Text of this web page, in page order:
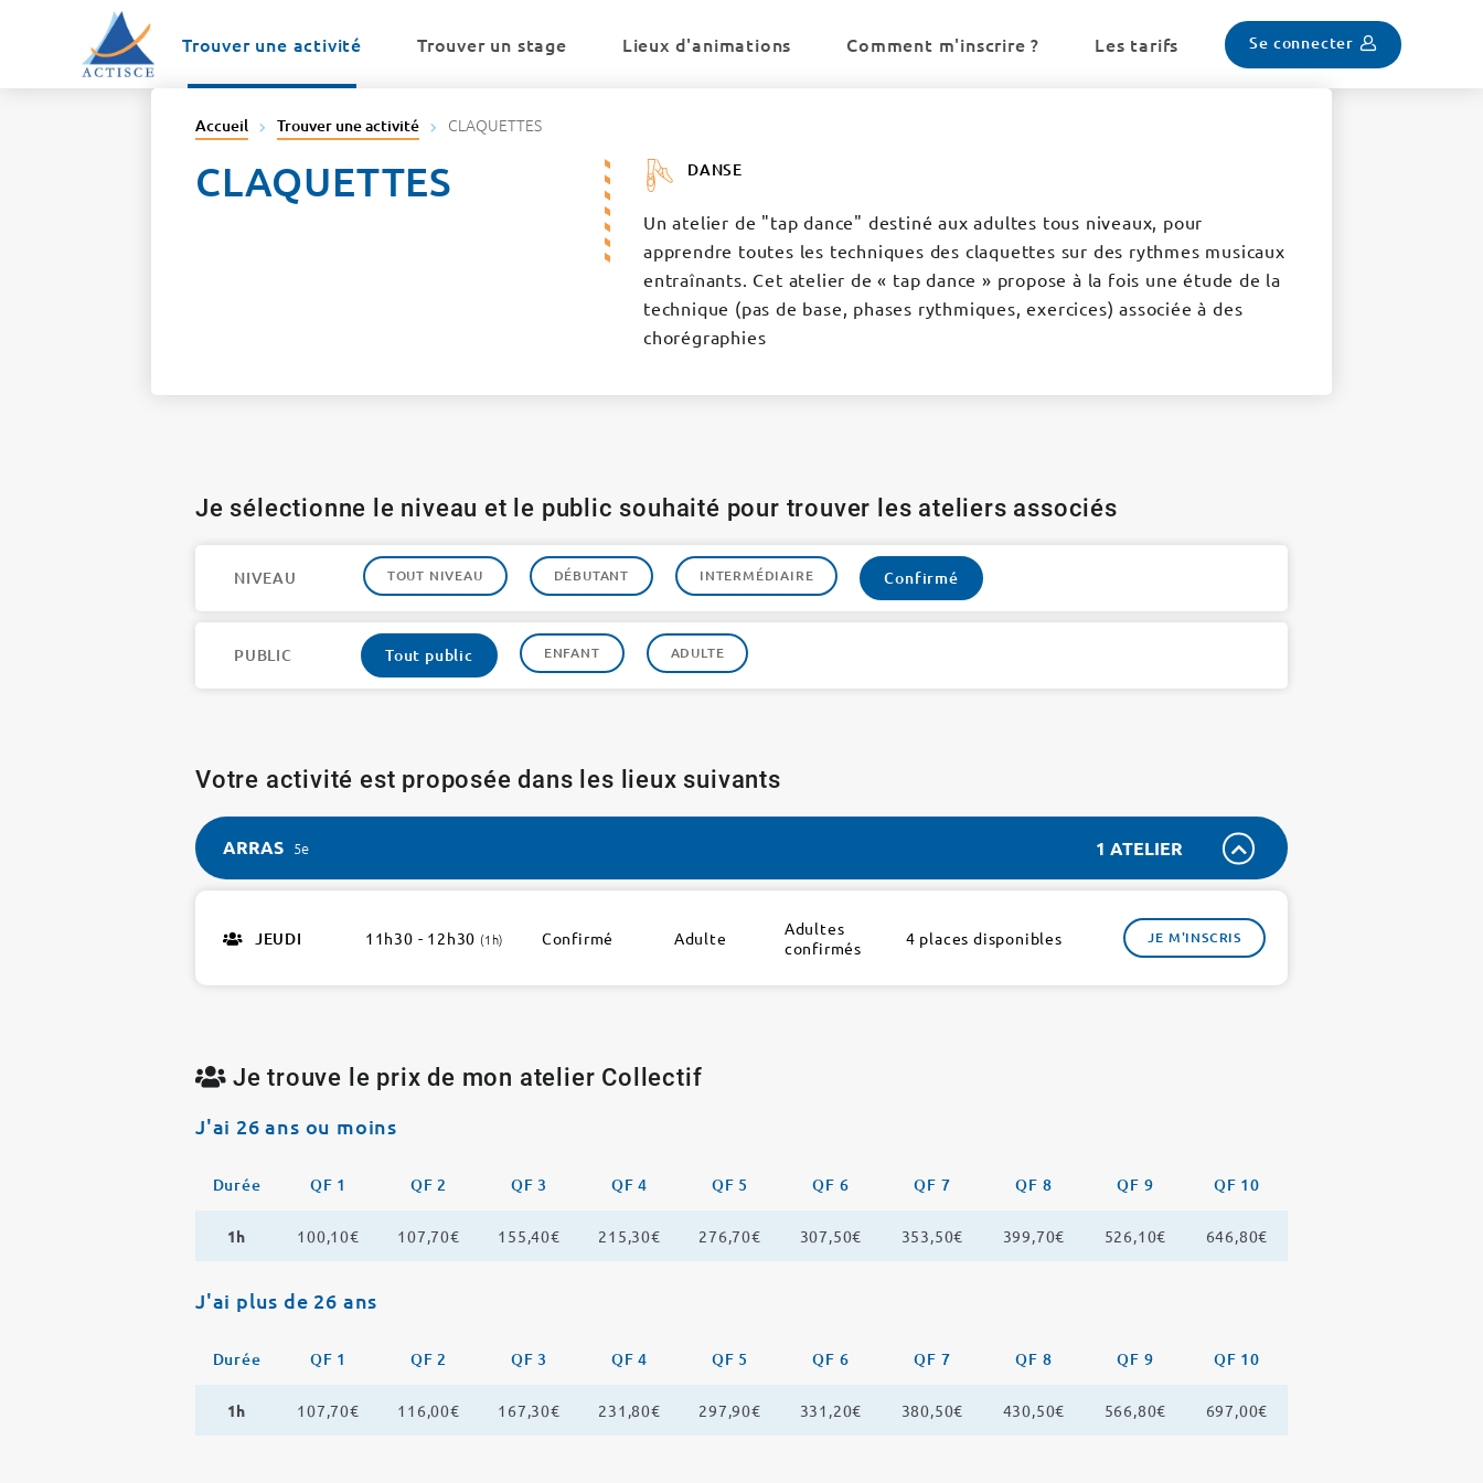
Trouver une activité
Trouver un stage Lieux d'animations Comment m'inscrire ? Les tarifs Se connecter
Accueil Trouver une activité CLAQUETTES
CLAQUETTES DANSE
Un atelier de "tap dance" destiné aux adultes tous niveaux, pour
apprendre toutes les techniques des claquettes sur des rythmes musicaux
entraînants. Cet atelier de « tap dance » propose à la fois une étude de la
technique (pas de base, phases rythmiques, exercices) associée à des
chorégraphies
Je sélectionne le niveau et le public souhaité pour trouver les ateliers associés
NIVEAU TOUT NIVEAU DÉBUTANT INTERMÉDIAIRE Confirmé
PUBLIC Tout public ENFANT ADULTE
Votre activité est proposée dans les lieux suivants
ARRAS 5e 1 ATELIER
JEUDI 11h30 - 12h30 (1h) Confirmé Adulte
Adultes
confirmés
4 places disponibles JE M'INSCRIS
Je trouve le prix de mon atelier Collectif
J'ai 26 ans ou moins
Durée QF 1 QF 2 QF 3 QF 4 QF 5 QF 6 QF 7 QF 8 QF 9 QF 10
1h 100,10€ 107,70€ 155,40€ 215,30€ 276,70€ 307,50€ 353,50€ 399,70€ 526,10€ 646,80€
J'ai plus de 26 ans
Durée QF 1 QF 2 QF 3 QF 4 QF 5 QF 6 QF 7 QF 8 QF 9 QF 10
1h 107,70€ 116,00€ 167,30€ 231,80€ 297,90€ 331,20€ 380,50€ 430,50€ 566,80€ 697,00€